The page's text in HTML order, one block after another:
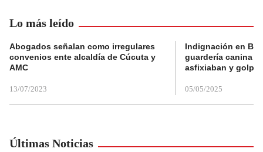
Lo más leído
Abogados señalan como irregulares
convenios ente alcaldía de Cúcuta y
AMC
13/07/2023
Indignación en
guardería canina
asfixiaban y
05/05/2025
Últimas Noticias